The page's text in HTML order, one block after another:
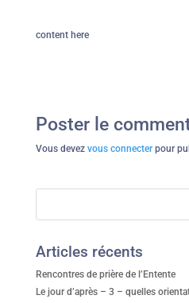
content here
Poster le
Vous devez vous connecterpour
Articles récents
Rencontres de prière de l’Entente
Le jour d’après – 3 – quelles